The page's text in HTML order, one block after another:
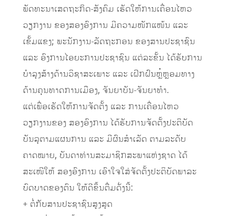
ພັດທະນາເສດຖະກິດ-ສັງຄົມ ເຮັດໃຫ້ການເຄື່ອນໄຫວ
ວຽກງານ ຂອງສອງອົງການ ມີຄວາມໜັກແໜ້ນ ແລະ
ເຂັ້ມແຂງ; ພະນັກງານ-ລັດຖະກອນ ຂອງສານປະຊາຊົນ
ແລະ ອົງການໄອຍະການປະຊາຊົນ ແຕ່ລະຂັ້ນ ໄດ້ຮັບການ
ບໍາລຸງສ້າງດ້ານວິຊາສະເພາະ ແລະ ເຝິກຝົນຫຼໍ່ຫຼອມທາງ
ດ້ານຄຸນທາດການເມືອງ, ຈັນຍາບັນ-ຈັນຍາທໍາ.
ແຕ່ເພື່ອເຮັດໃຫ້ການຈັດຕັ້ງ ແລະ ການເຄື່ອນໄຫວ
ວຽກງານຂອງ ສອງອົງການ ໄດ້ຮັບການຈັດຕັ້ງປະຕິບັດ
ບັນລຸຕາມແຜນການ ແລະ ມີຜົນສໍາເລັດ ຕາມລະດັບ
ຄາດໝາຍ, ບັນດາທ່ານສະມາຊິກສະພາແຫ່ງຊາດ ໄດ້
ສະເໜີໃຫ້ ສອງອົງການ ເອົາໃຈໃສ່ຈັດຕັ້ງປະຕິບັດພາລະ
ບົດບາດຂອງຕົນ ໃຫ້ດີຂຶ້ນຕື່ມດັ່ງນີ້:
+ ຕໍ່ກັບສານປະຊາຊົນສູງສຸດ